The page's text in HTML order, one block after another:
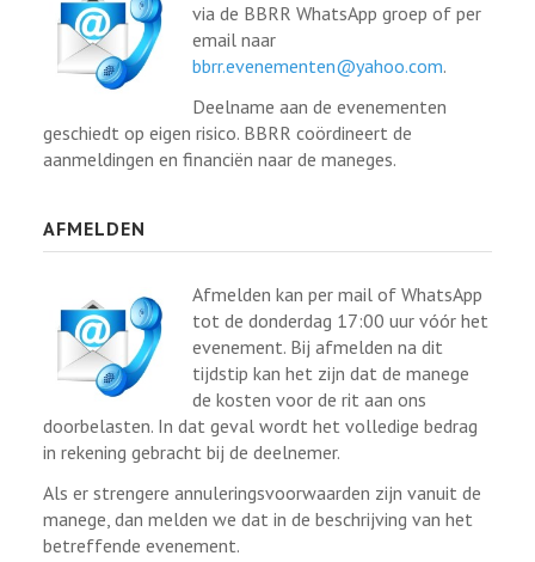
via de BBRR WhatsApp groep of per
email naar
bbrr.evenementen@yahoo.com.
Deelname aan de evenementen
geschiedt op eigen risico. BBRR coördineert de
aanmeldingen en financiën naar de maneges.
AFMELDEN
Afmelden kan per mail of WhatsApp
tot de donderdag 17:00 uur vóór het
evenement. Bij afmelden na dit
tijdstip kan het zijn dat de manege
de kosten voor de rit aan ons
doorbelasten. In dat geval wordt het volledige bedrag
in rekening gebracht bij de deelnemer.
Als er strengere annuleringsvoorwaarden zijn vanuit de
manege, dan melden we dat in de beschrijving van het
betreffende evenement.